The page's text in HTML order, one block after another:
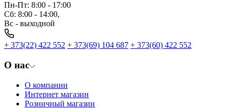
Пн-Пт: 8:00 - 17:00
Сб: 8:00 - 14:00,
Вс - выходной
+ 373(22) 422 552 + 373(69) 104 687 + 373(60) 422 552
О нас
О компании
Интернет магазин
Розничный магазин